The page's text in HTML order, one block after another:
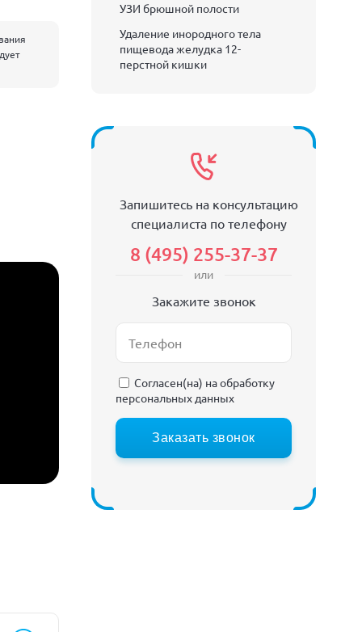
УЗИ брюшной полости
Удаление инородного тела
пищевода желудка 12-
перстной кишки
Запишитесь на консультацию
специалиста по телефону
8 (495) 255-37-37
или
Закажите звонок
Согласен(на) наобработку
персональных данных
Заказать звонок